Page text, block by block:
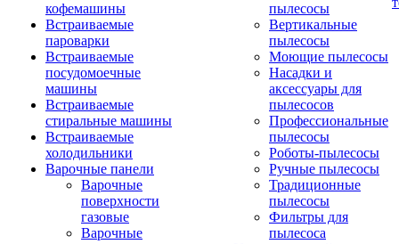
кофемашины
Встраиваемые
пароварки
Встраиваемые
посудомоечные
машины
Встраиваемые
стиральные машины
Встраиваемые
холодильники
Варочные панели
Варочные
поверхности
газовые
Варочные
пылесосы
Вертикальные
пылесосы
Моющие пылесосы
Насадки и
аксессуары для
пылесосов
Профессиональные
пылесосы
Роботы-пылесосы
Ручные пылесосы
Традиционные
пылесосы
Фильтры для
пылесоса